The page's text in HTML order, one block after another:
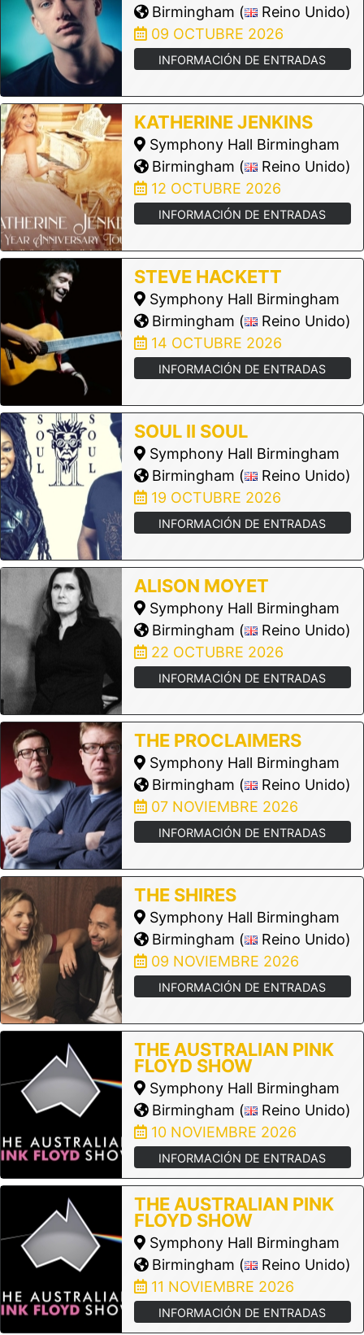
Birmingham (
Reino Unido)
09 OCTUBRE 2026
INFORMACIÓN DE ENTRADAS
KATHERINE JENKINS
Symphony Hall Birmingham
Birmingham (
Reino Unido)
12 OCTUBRE 2026
INFORMACIÓN DE ENTRADAS
STEVE HACKETT
Symphony Hall Birmingham
Birmingham (
Reino Unido)
14 OCTUBRE 2026
INFORMACIÓN DE ENTRADAS
SOUL II SOUL
Symphony Hall Birmingham
Birmingham (
Reino Unido)
19 OCTUBRE 2026
INFORMACIÓN DE ENTRADAS
ALISON MOYET
Symphony Hall Birmingham
Birmingham (
Reino Unido)
22 OCTUBRE 2026
INFORMACIÓN DE ENTRADAS
THE PROCLAIMERS
Symphony Hall Birmingham
Birmingham (
Reino Unido)
07 NOVIEMBRE 2026
INFORMACIÓN DE ENTRADAS
THE SHIRES
Symphony Hall Birmingham
Birmingham (
Reino Unido)
09 NOVIEMBRE 2026
INFORMACIÓN DE ENTRADAS
THE AUSTRALIAN PINK
FLOYD SHOW
Symphony Hall Birmingham
Birmingham (
Reino Unido)
10 NOVIEMBRE 2026
INFORMACIÓN DE ENTRADAS
THE AUSTRALIAN PINK
FLOYD SHOW
Symphony Hall Birmingham
Birmingham (
Reino Unido)
11 NOVIEMBRE 2026
INFORMACIÓN DE ENTRADAS